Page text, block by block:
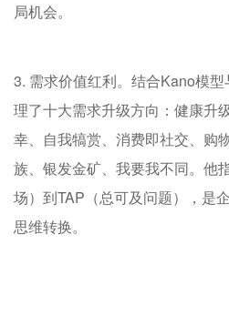
局机会。
3. 需求价值红利。结合Kano模
理了十大需求升级方向：健康升
幸、自我犒赏、消费即社交、购
族、银发金矿、我要我不同。他
场）到TAP（总可及问题），是
思维转换。